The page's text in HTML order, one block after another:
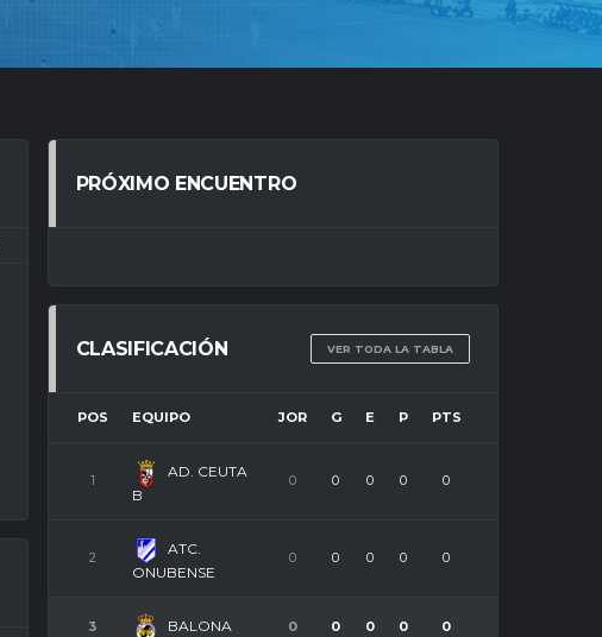
PRÓXIMO ENCUENTRO
CLASIFICACIÓN VER TODA LA TABLA
POS EQUIPO JOR G E P PTS
1
AD. CEUTA
B
0 0 0 0 0
2
ATC.
ONUBENSE
0 0 0 0 0
3 BALONA 0 0 0 0 0